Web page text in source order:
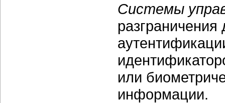
Системы
разграничения
или
информации.